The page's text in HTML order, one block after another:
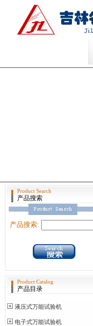
Product Search
产品搜索
产品搜索:
Product Catalog
产品目录
液压式万能试验机
电子式万能试验机